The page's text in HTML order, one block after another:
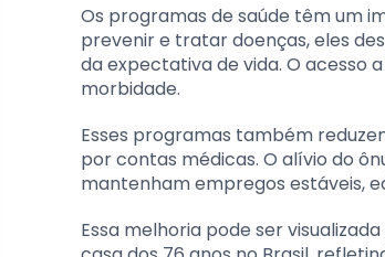
Os programas de saúde têm um
prevenir e tratar doenças, eles
da expectativa de vida. O acesso
morbidade.
Esses programas também
por contas médicas. O alívio do
mantenham empregos estáveis,
Essa melhoria pode ser